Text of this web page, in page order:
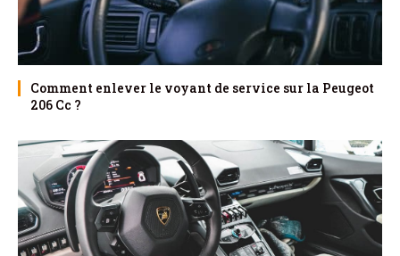
Comment enlever le voyant de service sur la Peugeot
206 Cc ?